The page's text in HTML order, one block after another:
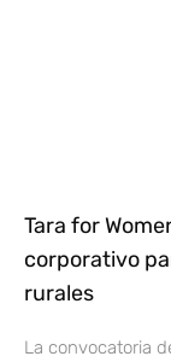
Tara for
corporativo
rurales
La convocatoria